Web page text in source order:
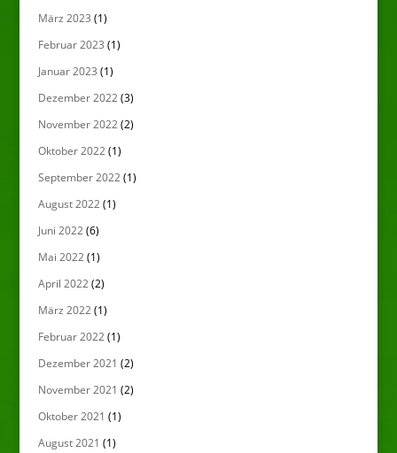
März 2023 (1)
Februar 2023 (1)
Januar 2023 (1)
Dezember 2022(3)
November 2022(2)
Oktober 2022(1)
September 2022(1)
August 2022(1)
Juni 2022(6)
Mai 2022(1)
April 2022(2)
März 2022(1)
Februar 2022(1)
Dezember 2021 (2)
November 2021 (2)
Oktober 2021 (1)
August 2021 (1)